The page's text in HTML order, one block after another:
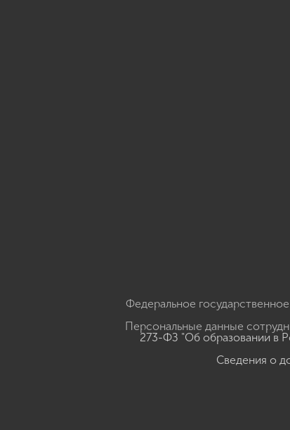
Федеральное
Персональные данные
273-ФЗ "Об образовании в
Сведения о